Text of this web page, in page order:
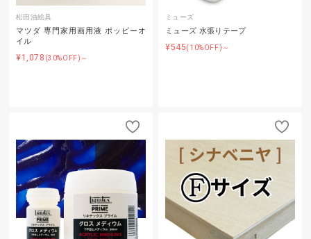
松田油絵具
マツダ 専門家用画用液 ポッピーオ
イル
¥1,078 (30%OFF)～
ミューズ
ミューズ 水張りテープ
¥545(10%OFF)～